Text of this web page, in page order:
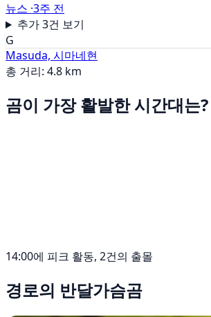
뉴스 ·3주 전
추가 3건 보기
G
Masuda, 시마네현
총 거리: 4.8 km
곰이 가장 활발한 시간대는?
14:00에 피크 활동, 2건의 출몰
경로의 반달가슴곰